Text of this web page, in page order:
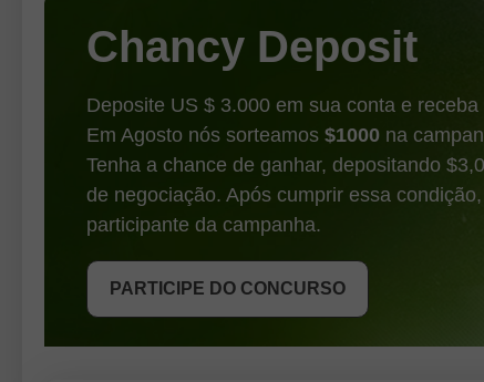
PARTICIPE DO CONCURSO
Chancy Deposit
Deposite US $ 3.000 em sua conta e receba
Em Agosto nós sorteamos $1000 na
Tenha a chance de ganhar, depositando
de negociação. Após cumprir essa
participante da campanha.
PARTICIPE DO CONCURSO